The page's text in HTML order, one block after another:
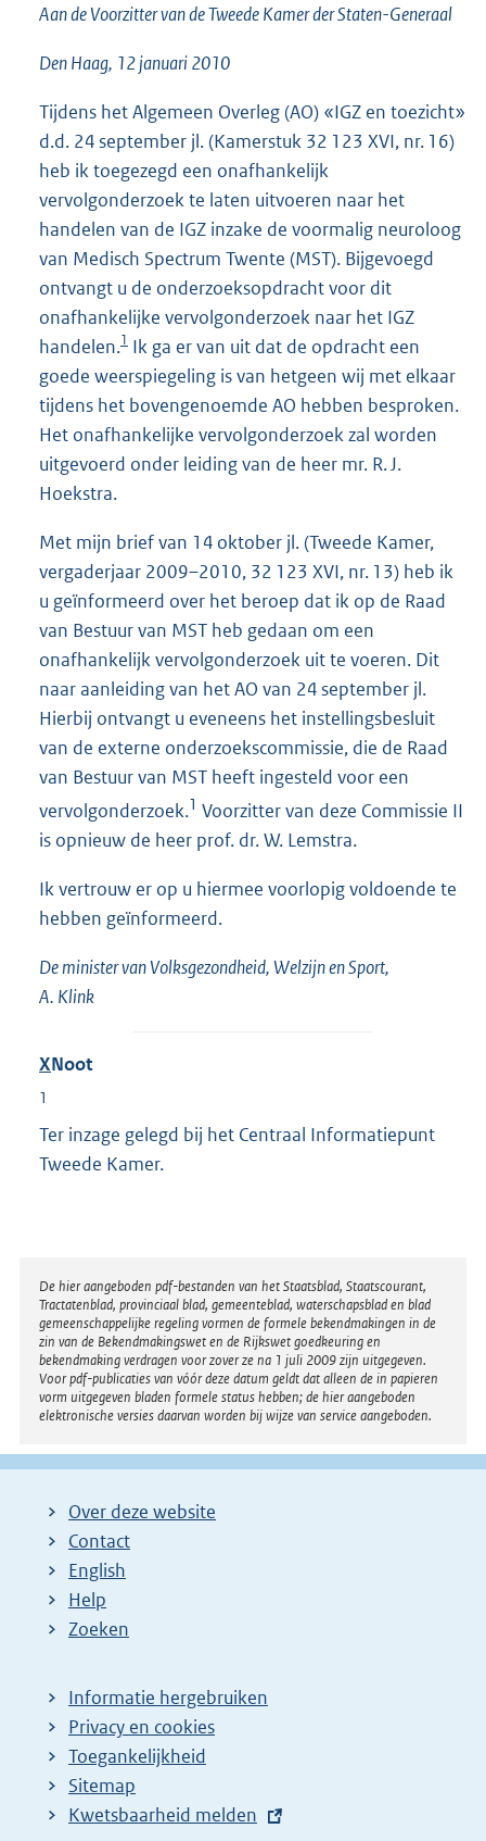
Aan de Voorzitter van de Tweede Kamer der Staten-Generaal
Den Haag, 12 januari 2010
Tijdens het Algemeen Overleg (AO) «IGZ en toezicht»
d.d. 24 september jl. (Kamerstuk 32 123 XVI, nr. 16)
heb ik toegezegd een onafhankelijk
vervolgonderzoek te laten uitvoeren naar het
handelen van de IGZ inzake de voormalig neuroloog
van Medisch Spectrum Twente (MST). Bijgevoegd
ontvangt u de onderzoeksopdracht voor dit
onafhankelijke vervolgonderzoek naar het IGZ
handelen.1 Ik ga er van uit dat de opdracht een
goede weerspiegeling is van hetgeen wij met elkaar
tijdens het bovengenoemde AO hebben besproken.
Het onafhankelijke vervolgonderzoek zal worden
uitgevoerd onder leiding van de heer mr. R. J.
Hoekstra.
Met mijn brief van 14 oktober jl. (Tweede Kamer,
vergaderjaar 2009–2010, 32 123 XVI, nr. 13) heb ik
u geïnformeerd over het beroep dat ik op de Raad
van Bestuur van MST heb gedaan om een
onafhankelijk vervolgonderzoek uit te voeren. Dit
naar aanleiding van het AO van 24 september jl.
Hierbij ontvangt u eveneens het instellingsbesluit
van de externe onderzoekscommissie, die de Raad
van Bestuur van MST heeft ingesteld voor een
vervolgonderzoek.1 Voorzitter van deze Commissie II
is opnieuw de heer prof. dr. W. Lemstra.
Ik vertrouw er op u hiermee voorlopig voldoende te
hebben geïnformeerd.
De minister van Volksgezondheid, Welzijn en Sport,
A. Klink
XNoot
1
Ter inzage gelegd bij het Centraal Informatiepunt
Tweede Kamer.
Disclaimer
De hier aangeboden pdf-bestanden van het Staatsblad, Staatscourant,
Tractatenblad, provinciaal blad, gemeenteblad, waterschapsblad en blad
gemeenschappelijke regeling vormen de formele bekendmakingen in de
zin van de Bekendmakingswet en de Rijkswet goedkeuring en
bekendmaking verdragen voor zover ze na 1 juli 2009 zijn uitgegeven.
Voor pdf-publicaties van vóór deze datum geldt dat alleen de in papieren
vorm uitgegeven bladen formele status hebben; de hier aangeboden
elektronische versies daarvan worden bij wijze van service aangeboden.
Over deze website
Contact
English
Help
Zoeken
Informatie hergebruiken
Privacy en cookies
Toegankelijkheid
Sitemap
E
Kwetsbaarheid melden